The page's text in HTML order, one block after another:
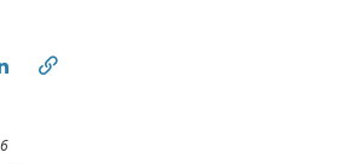
sur Facebook
Partager sur LinkedIn